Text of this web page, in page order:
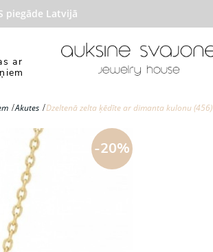
Latvijā
ar
Akutes Dzeltenā zelta ķēdīte ar dimanta kulonu (456)
-20%